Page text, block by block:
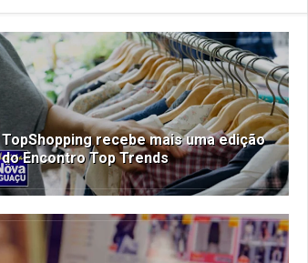
TopShopping recebe mais uma edição
do Encontro Top Trends